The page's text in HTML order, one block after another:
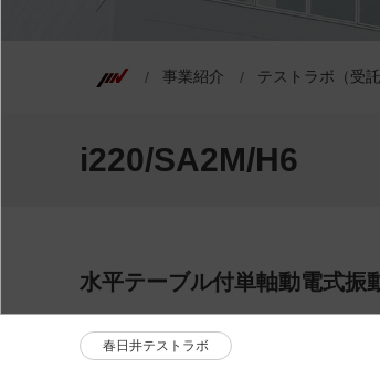
事業紹介 テストラボ（受託
i220/SA2M/H6
水平テーブル付単軸動電式振
春日井テストラボ